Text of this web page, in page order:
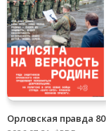
Орловская правда 80